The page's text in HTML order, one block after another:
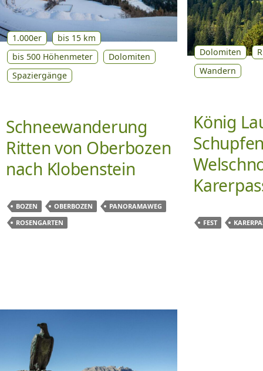
1.000er
bis 15 km
bis 500 Höhenmeter
Dolomiten
Spaziergänge
Schneewanderung
Ritten von Oberbozen
nach Klobenstein
BOZEN OBERBOZEN
PANORAMAWEG
ROSENGARTEN
Dolomiten
Wandern
König
FEST